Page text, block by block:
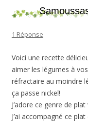
1 Réponse
Voici une recette
aimer les légumes à
réfractaire au moindre
ça passe nickel!
J’adore ce genre de
J’ai accompagné ce